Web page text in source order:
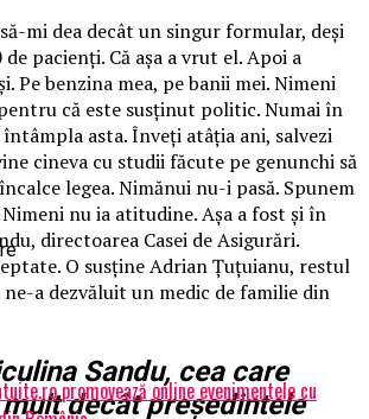
mi dea decât un singur formular, deşi
pacienţi. Că aşa a vrut el. Apoi a
Pe benzina mea, pe banii mei. Nimeni
că este susţinut politic. Numai în
întâmpla asta. Înveţi atâţia ani, salvezi
cineva cu studii făcute pe genunchi să
legea. Nimănui nu-i pasă. Spunem
Nimeni nu ia atitudine. Aşa a fost şi în
directoarea Casei de Asigurări.
O susţine Adrian Țuţuianu, restul
ne-a dezvăluit un medic de familie din
Sandu, cea care
decât preşedintele
promovează online evenimentele cu